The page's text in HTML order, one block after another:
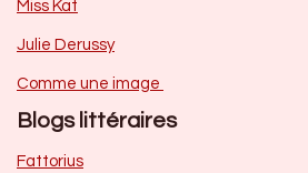
Miss Kat
Julie Derussy
Comme une image
Blogs littéraires
Fattorius